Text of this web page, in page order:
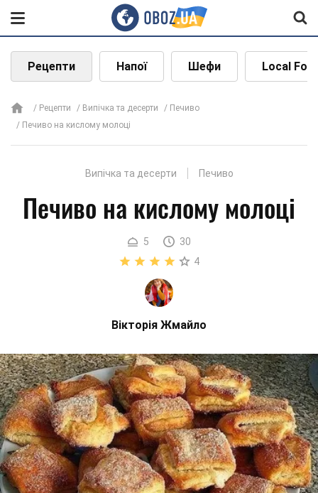
Рецепти Напої Шефи Local
Рецепти Випічка та десерти
Печиво
Печиво на кислому молоці
Випічка та десерти Печиво
Печиво на кислому молоці
5
30
4
Вікторія Жмайло